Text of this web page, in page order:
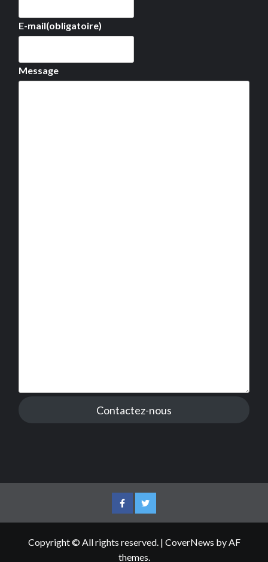
E-mail(obligatoire)
Message
Contactez-nous
FacebookTwitter
Copyright © All rights reserved. | CoverNews by AF
themes.